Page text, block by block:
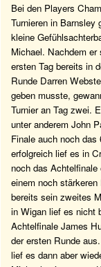
Bei den Players
Turnieren in Barnsley
kleine
Michael. Nachdem er
ersten Tag bereits in
Runde Darren
geben musste,
Turnier an Tag zwei.
unter anderem John
Finale auch noch
erfolgreich lief es in
noch das
einem noch
bereits sein zweites
in Wigan lief es nicht
Achtelfinale James
der ersten Runde
lief es dann aber